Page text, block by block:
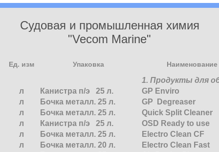
Cудовая и промышленная химия
"Vecom Marine"
Ед. изм Упаковка Наименование
1. Продукты для
л
Канистра п/э 25 л.
GP Enviro
л
Бочка металл. 25 л.
GP Degreaser
л
Бочка металл. 25 л.
Quick Split Cleaner
л
Канистра п/э 25 л.
OSD Ready to use
л
Бочка металл. 25 л.
Electro Clean CF
л
Бочка металл. 20 л.
Electro Clean Fast